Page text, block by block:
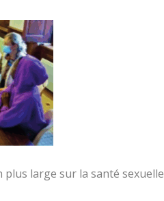
large sur la santé sexuelle